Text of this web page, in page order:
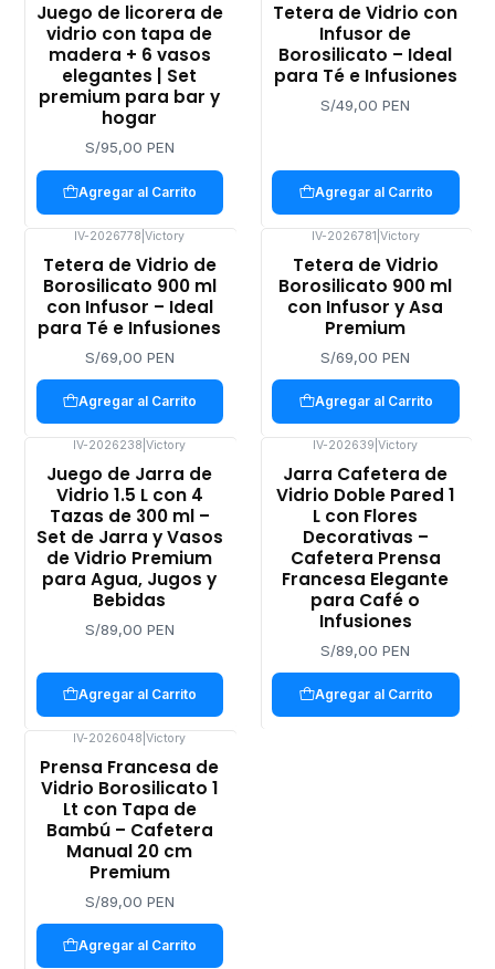
Juego de licorera de
vidrio con tapa de
madera + 6 vasos
elegantes | Set
premium para bar y
hogar
S/95,00 PEN
Agregar al Carrito
Tetera de Vidrio con
Infusor de
Borosilicato – Ideal
para Té e Infusiones
S/49,00 PEN
Agregar al Carrito
IV-2026778 |Victory
Tetera de Vidrio de
Borosilicato 900 ml
con Infusor – Ideal
para Té e Infusiones
S/69,00 PEN
Agregar al Carrito
IV-2026781 Victory
Tetera de Vidrio
Borosilicato 900 ml
con Infusor y Asa
Premium
S/69,00 PEN
Agregar al Carrito
IV-2026238 |Victory
Juego de Jarra de
Vidrio 1.5 L con 4
Tazas de 300 ml –
Set de Jarra y Vasos
de Vidrio Premium
para Agua, Jugos y
Bebidas
S/89,00 PEN
Agregar al Carrito
IV-202639 |Victory
Jarra Cafetera de
Vidrio Doble Pared 1
L con Flores
Decorativas –
Cafetera Prensa
Francesa Elegante
para Café o
Infusiones
S/89,00 PEN
Agregar al Carrito
IV-2026048 |Victory
Prensa Francesa de
Vidrio Borosilicato 1
Lt con Tapa de
Bambú – Cafetera
Manual 20 cm
Premium
S/89,00 PEN
Agregar al Carrito